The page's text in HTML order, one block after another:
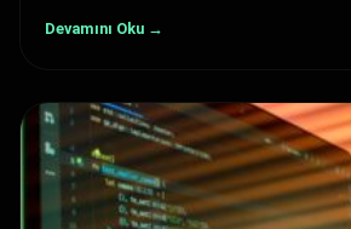
Devamını Oku →